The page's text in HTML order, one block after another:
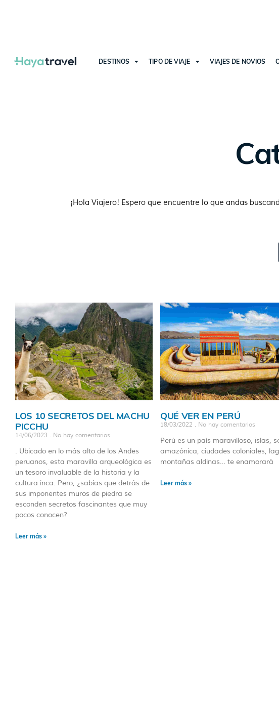
DESTINOS TIPO DE VIAJE VIAJES DE NOVIOS
¡Hola Viajero! Espero que encuentre lo que andas
LOS 10 SECRETOS DEL MACHU
PICCHU
14/06/2023 No hay comentarios
. Ubicado en lo más alto de los Andes
peruanos, esta maravilla arqueológica es
un tesoro invaluable de la historia y la
cultura inca. Pero, ¿sabías que detrás de
sus imponentes muros de piedra se
esconden secretos fascinantes que muy
pocos conocen?
Leer más »
QUÉ VER EN PERÚ
18/03/2022 No hay comentarios
Perú es un país maravilloso, islas,
amazónica, ciudades coloniales,
montañas aldinas… te enamorará
Leer más »